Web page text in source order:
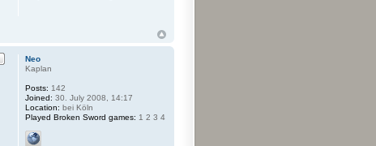
Neo
Kaplan
Posts: 142
Joined: 30. July 2008, 14:17
Location: bei Köln
Played Broken Sword games: 1 2 3 4